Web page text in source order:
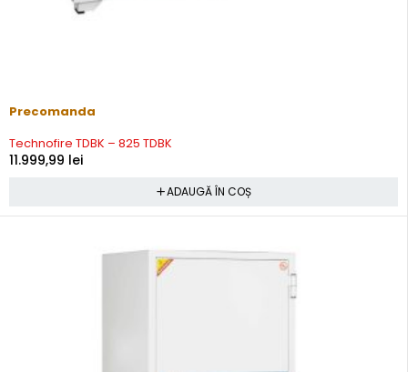
Precomanda
Technofire TDBK – 825 TDBK
11.999,99 lei
ADAUGĂ ÎN COȘ